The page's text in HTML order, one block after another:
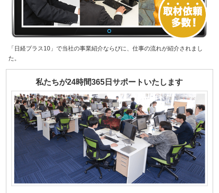
「日経プラス10」で当社の事業紹介ならびに、仕事の流れが紹介されまし
た。
私たちが24時間365日サポートいたします